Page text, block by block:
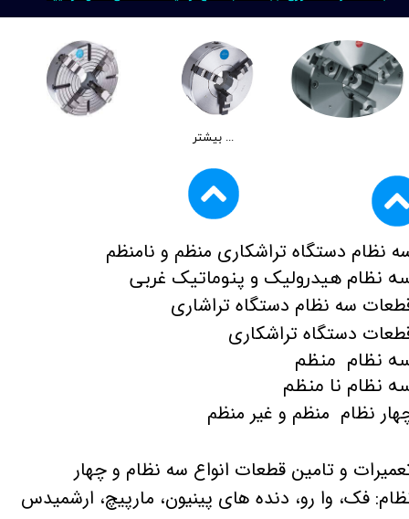
نظام دستگاه تراشکاری منظم و نامنظم
نظام هیدرولیک و پنوماتیک غربی
سه نظام دستگاه تراشاری
دستگاه تراشکاری
نظام منظم
نظام نا منظم
نظام منظم و غیر منظم
و تامین قطعات انواع سه نظام و چهار
فک، وا رو، دنده های پینیون، مارپیچ، ارشمیدس
بیشتر ...